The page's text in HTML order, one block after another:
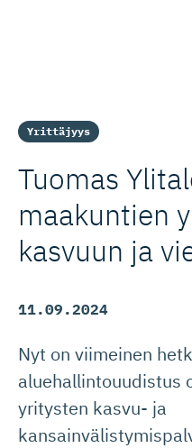
Yrittäjyys
Tuomas
maakuntien
kasvuun ja
11.09.2024
Nyt on viimeinen
aluehallintouudistus
yritysten kasvu- ja